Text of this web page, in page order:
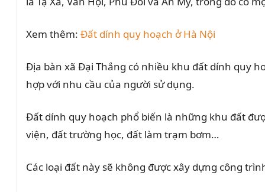
Xem thêm: Đất dính quy hoạch ở Hà Nội
Địa bàn xã Đại Thắng có nhiều khu đất dính quy
hợp với nhu cầu của người sử dụng.
Đất dính quy hoạch phổ biến là những khu đất
viện, đất trường học, đất làm trạm bơm…
Các loại đất này sẽ không được xây dựng công